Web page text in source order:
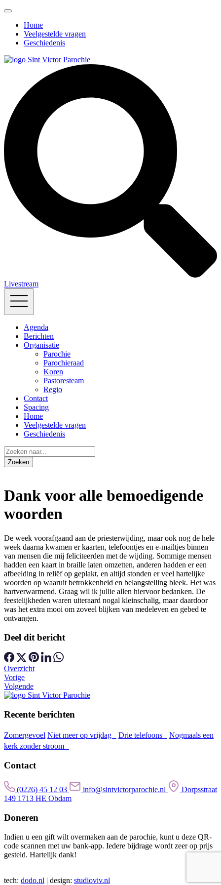
Home
Veelgestelde vragen
Geschiedenis
Livestream
Agenda
Berichten
Organisatie
Parochie
Parochieraad
Koren
Pastoresteam
Regio
Contact
Spacing
Home
Veelgestelde vragen
Geschiedenis
Dank voor alle bemoedigende
woorden
De week voorafgaand aan de priesterwijding, maar ook nog de hele
week daarna kwamen er kaarten, telefoontjes en e-mailtjes binnen
van mensen die mij feliciteerden met de wijding. Sommige mensen
hadden een kaart in braille laten omzetten, anderen hadden er een
afbeelding in reliëf op geplakt, en altijd stonden er veel hartelijke
woorden op waaruit betrokkenheid en belangstelling bleek. Het was
hartverwarmend. Graag wil ik jullie allen hiervoor bedanken. De
feestelijkheden waren uiteraard nogal kleinschalig, maar daardoor
was het extra mooi om zoveel blijken van medeleven en gebed te
ontvangen.
Deel dit bericht
Overzicht
Vorige
Volgende
Recente berichten
Zomergevoel Niet meer op vrijdag Drie telefoons
Nogmaals een
kerk zonder stroom
Contact
(0226) 45 12 03 info@sintvictorparochie.nl
Dorpsstraat
149 1713 HE Obdam
Doneren
Indien u een gift wilt overmaken aan de parochie, kunt u deze QR-
code scannen met uw bank-app. Iedere bijdrage wordt zeer op prijs
gesteld. Hartelijk dank!
tech: dodo.nl | design: studioviv.nl